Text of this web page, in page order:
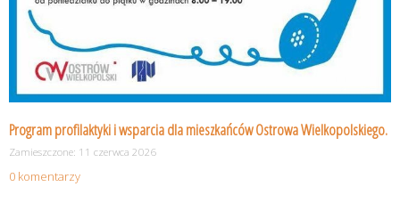
Program profilaktyki i wsparcia dla mieszkańców Ostrowa Wielkopolskiego.
Zamieszczone: 11 czerwca 2026
0 komentarzy